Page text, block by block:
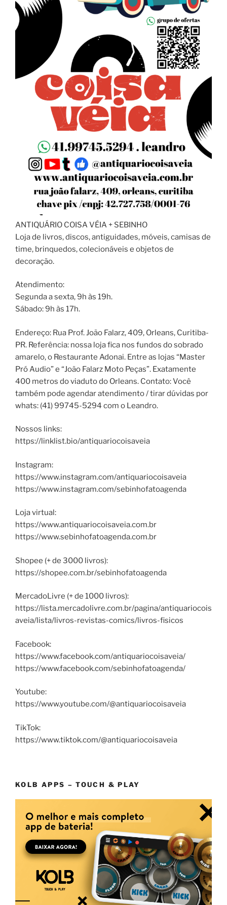
ANTIQUÁRIO COISA VÉIA + SEBINHO
Loja de livros, discos, antiguidades, móveis, camisas de
time, brinquedos, colecionáveis e objetos de
decoração.
Atendimento:
Segunda a sexta, 9h às 19h.
Sábado: 9h às 17h.
Endereço: Rua Prof. João Falarz, 409, Orleans, Curitiba-
PR. Referência: nossa loja fica nos fundos do sobrado
amarelo, o Restaurante Adonai. Entre as lojas “Master
Pró Audio” e “João Falarz Moto Peças”. Exatamente
400 metros do viaduto do Orleans. Contato: Você
também pode agendar atendimento / tirar dúvidas por
whats: (41) 99745-5294 com o Leandro.
Nossos links:
https://linklist.bio/antiquariocoisaveia
Instagram:
https://www.instagram.com/antiquariocoisaveia
https://www.instagram.com/sebinhofatoagenda
Loja virtual:
https://www.antiquariocoisaveia.com.br
https://www.sebinhofatoagenda.com.br
Shopee (+ de 3000 livros):
https://shopee.com.br/sebinhofatoagenda
MercadoLivre (+ de 1000 livros):
https://lista.mercadolivre.com.br/pagina/antiquariocois
aveia/lista/livros-revistas-comics/livros-fisicos
Facebook:
https://www.facebook.com/antiquariocoisaveia/
https://www.facebook.com/sebinhofatoagenda/
Youtube:
https://www.youtube.com/@antiquariocoisaveia
TikTok:
https://www.tiktok.com/@antiquariocoisaveia
KOLB APPS – TOUCH & PLAY